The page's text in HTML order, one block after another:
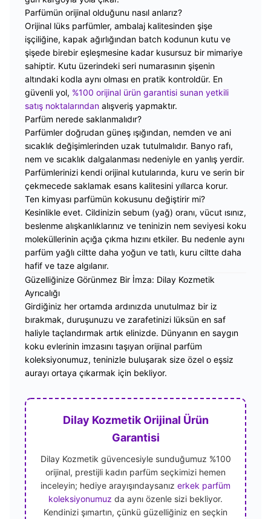
Parfümün orijinal olduğunu nasıl anlarız?
Orijinal lüks parfümler, ambalaj kalitesinden şişe
işçiliğine, kapak ağırlığından batch kodunun kutu ve
şişede birebir eşleşmesine kadar kusursuz bir mimariye
sahiptir. Kutu üzerindeki seri numarasının şişenin
altındaki kodla aynı olması en pratik kontroldür. En
güvenli yol, %100 orijinal ürün garantisi sunan yetkili
satış noktalarından alışveriş yapmaktır.
Parfüm nerede saklanmalıdır?
Parfümler doğrudan güneş ışığından, nemden ve ani
sıcaklık değişimlerinden uzak tutulmalıdır. Banyo rafı,
nem ve sıcaklık dalgalanması nedeniyle en yanlış yerdir.
Parfümlerinizi kendi orijinal kutularında, kuru ve serin bir
çekmecede saklamak esans kalitesini yıllarca korur.
Ten kimyası parfümün kokusunu değiştirir mi?
Kesinlikle evet. Cildinizin sebum (yağ) oranı, vücut ısınız,
beslenme alışkanlıklarınız ve teninizin nem seviyesi koku
moleküllerinin açığa çıkma hızını etkiler. Bu nedenle aynı
parfüm yağlı ciltte daha yoğun ve tatlı, kuru ciltte daha
hafif ve taze algılanır.
Güzelliğinize Görünmez Bir İmza: Dilay Kozmetik
Ayrıcalığı
Girdiğiniz her ortamda ardınızda unutulmaz bir iz
bırakmak, duruşunuzu ve zarafetinizi lüksün en saf
haliyle taçlandırmak artık elinizde. Dünyanın en saygın
koku evlerinin imzasını taşıyan orijinal parfüm
koleksiyonumuz, teninizle buluşarak size özel o eşsiz
aurayı ortaya çıkarmak için bekliyor.
Dilay Kozmetik Orijinal Ürün
Garantisi
Dilay Kozmetik güvencesiyle sunduğumuz %100
orijinal, prestijli kadın parfüm seçkimizi hemen
inceleyin; hediye arayışındaysanız erkek parfüm
koleksiyonumuz da aynı özenle sizi bekliyor.
Kendinizi şımartın, çünkü güzelliğiniz en seçkin